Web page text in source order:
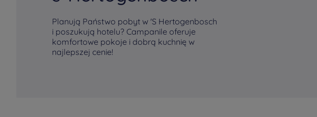
Planują Państwo pobyt w 'S Hertogenbosch
i poszukują hotelu? Campanile oferuje
komfortowe pokoje i dobrą kuchnię w
najlepszej cenie!